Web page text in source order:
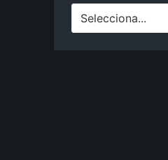
Selecciona...